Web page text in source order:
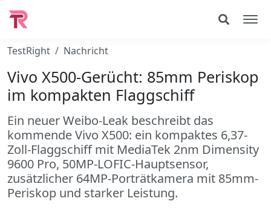
TestRight Nachricht
Vivo X500-Gerücht: 85mm Periskop
im kompakten Flaggschiff
Ein neuer Weibo-Leak beschreibt das
kommende Vivo X500: ein kompaktes 6,37-
Zoll-Flaggschiff mit MediaTek 2nm Dimensity
9600 Pro, 50MP-LOFIC-Hauptsensor,
zusätzlicher 64MP-Porträtkamera mit 85mm-
Periskop und starker Leistung.